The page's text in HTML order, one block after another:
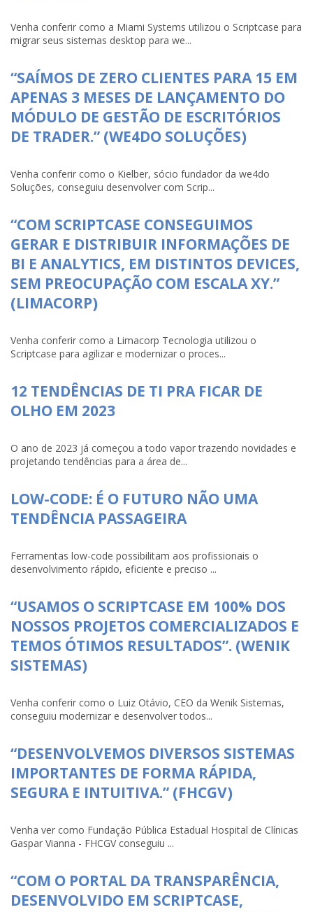
Venha conferir como a Miami Systems utilizou o Scriptcase para
migrar seus sistemas desktop para we...
“SAÍMOS DE ZERO CLIENTES PARA 15 EM
APENAS 3 MESES DE LANÇAMENTO DO
MÓDULO DE GESTÃO DE ESCRITÓRIOS
DE TRADER.” (WE4DO SOLUÇÕES)
Venha conferir como o Kielber, sócio fundador da we4do
Soluções, conseguiu desenvolver com Scrip...
“COM SCRIPTCASE CONSEGUIMOS
GERAR E DISTRIBUIR INFORMAÇÕES DE
BI E ANALYTICS, EM DISTINTOS DEVICES,
SEM PREOCUPAÇÃO COM ESCALA XY.”
(LIMACORP)
Venha conferir como a Limacorp Tecnologia utilizou o
Scriptcase para agilizar e modernizar o proces...
12 TENDÊNCIAS DE TI PRA FICAR DE
OLHO EM 2023
O ano de 2023 já começou a todo vapor trazendo novidades e
projetando tendências para a área de...
LOW-CODE: É O FUTURO NÃO UMA
TENDÊNCIA PASSAGEIRA
Ferramentas low-code possibilitam aos profissionais o
desenvolvimento rápido, eficiente e preciso ...
“USAMOS O SCRIPTCASE EM 100% DOS
NOSSOS PROJETOS COMERCIALIZADOS E
TEMOS ÓTIMOS RESULTADOS”. (WENIK
SISTEMAS)
Venha conferir como o Luiz Otávio, CEO da Wenik Sistemas,
conseguiu modernizar e desenvolver todos...
“DESENVOLVEMOS DIVERSOS SISTEMAS
IMPORTANTES DE FORMA RÁPIDA,
SEGURA E INTUITIVA.” (FHCGV)
Venha ver como Fundação Pública Estadual Hospital de Clínicas
Gaspar Vianna - FHCGV conseguiu ...
“COM O PORTAL DA TRANSPARÊNCIA,
DESENVOLVIDO EM SCRIPTCASE,